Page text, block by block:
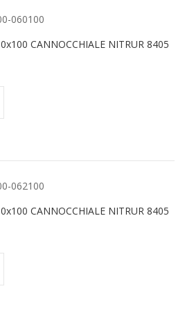
060100
CANNOCCHIALE NITRUR 8405
062100
CANNOCCHIALE NITRUR 8405